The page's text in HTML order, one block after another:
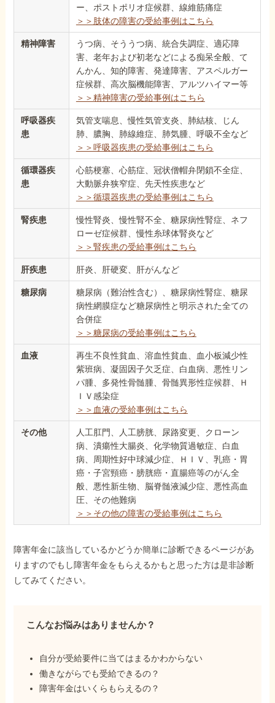
ー、ポストポリオ症候群、線維筋痛症
＞＞肢体の障害の受給事例はこちら
精神障害
うつ病、そううつ病、統合失調症、適応障
害、老年および初老などによる痴呆全般、て
んかん、知的障害、発達障害、アスペルガー
症候群、高次脳機能障害、アルツハイマー等
＞＞精神障害の受給事例はこちら
呼吸器疾
患
気管支喘息、慢性気管支炎、肺結核、じん
肺、膿胸、肺線維症、肺気腫、呼吸不全など
＞＞呼吸器疾患の受給事例はこちら
循環器疾
患
心筋梗塞、心筋症、冠状僧帽弁閉鎖不全症、
大動脈弁狭窄症、先天性疾患など
＞＞循環器疾患の受給事例はこちら
腎疾患
慢性腎炎、慢性腎不全、糖尿病性腎症、ネフ
ローゼ症候群、慢性糸球体腎炎など
＞＞腎疾患の受給事例はこちら
肝疾患 肝炎、肝硬変、肝がんなど
糖尿病
糖尿病（難治性含む）、糖尿病性腎症、糖尿
病性網膜症など糖尿病性と明示された全ての
合併症
＞＞糖尿病の受給事例はこちら
血液
再生不良性貧血、溶血性貧血、血小板減少性
紫班病、凝固因子欠乏症、白血病、悪性リン
パ腫、多発性骨髄腫、骨髄異形性症候群、Ｈ
ＩＶ感染症
＞＞血液の受給事例はこちら
その他
人工肛門、人工膀胱、尿路変更、クローン
病、潰瘍性大腸炎、化学物質過敏症、白血
病、周期性好中球減少症、ＨＩＶ、乳癌・胃
癌・子宮頸癌・膀胱癌・直腸癌等のがん全
般、悪性新生物、脳脊髄液減少症、悪性高血
圧、その他難病
＞＞その他の障害の受給事例はこちら
障害年金に該当しているかどうか簡単に診断できるページがあ
りますのでもし障害年金をもらえるかもと思った方は是非診断
してみてください。
こんなお悩みはありませんか？
自分が受給要件に当てはまるかわからない
働きながらでも受給できるの？
障害年金はいくらもらえるの？